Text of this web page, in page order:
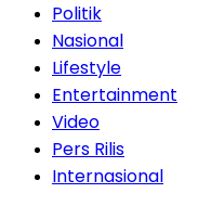
Politik
Nasional
Lifestyle
Entertainment
Video
Pers Rilis
Internasional